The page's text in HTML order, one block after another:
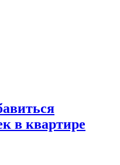
в квартире